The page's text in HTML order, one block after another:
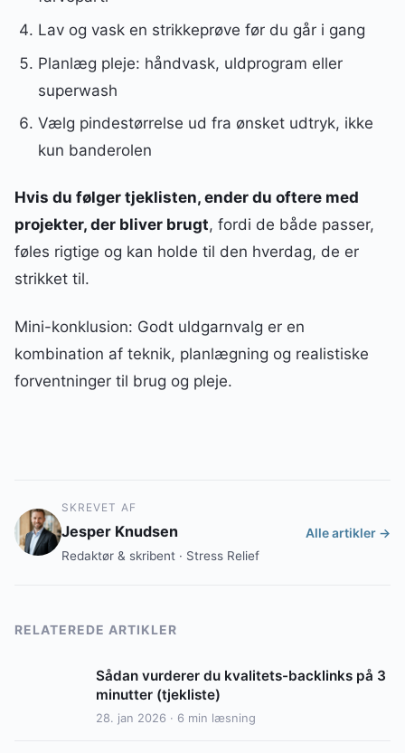
Lav og vask en strikkeprøve før du går i gang
Planlæg pleje: håndvask, uldprogram eller
superwash
Vælg pindestørrelse ud fra ønsket udtryk, ikke
kun banderolen
Hvis du følger tjeklisten, ender du oftere med
projekter, der bliver brugt, fordi de både passer,
føles rigtige og kan holde til den hverdag, de er
strikket til.
Mini-konklusion: Godt uldgarnvalg er en
kombination af teknik, planlægning og realistiske
forventninger til brug og pleje.
SKREVET AF
Jesper Knudsen
Redaktør & skribent · Stress Relief
Alle artikler →
RELATEREDE ARTIKLER
Sådan vurderer du kvalitets-backlinks på 3
minutter (tjekliste)
28. jan 2026 · 6 min læsning